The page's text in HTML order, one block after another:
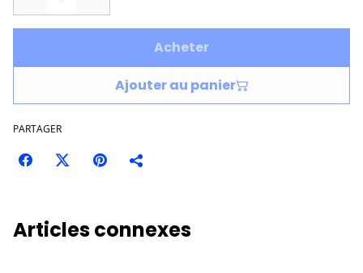
Acheter
Ajouter au panier
PARTAGER
Articles connexes